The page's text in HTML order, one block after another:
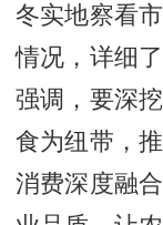
冬实地察看
情况，详细
强调，要深
食为纽带，
消费深度融